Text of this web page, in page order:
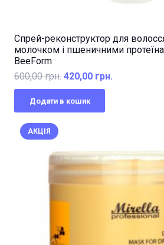
Спрей-реконструктор для
молочком і пшеничними
BeeForm
600,00грн. Оригінальна
ціна:
600,00 грн..
420,00 грн.
Додати в кошик
АКЦІЯ